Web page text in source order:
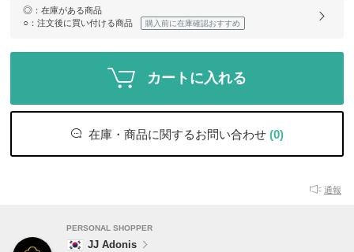
◎ ：在庫がある商品
○ ：注文後に買い付ける商品 購入前に在庫確認おすすめ
カートに入れる
在庫・商品に関するお問い合わせ (0)
通報
PERSONAL SHOPPER
JJ Adonis